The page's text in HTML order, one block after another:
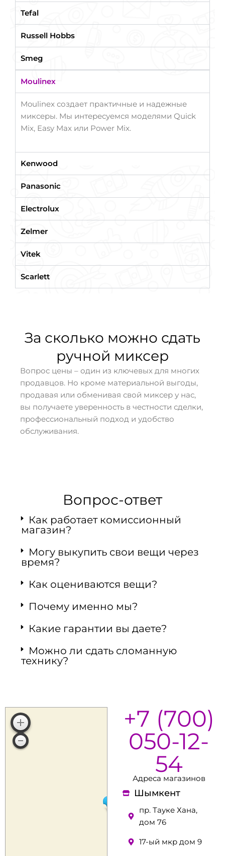
Tefal
Russell Hobbs
Smeg
Moulinex
Moulinex создает практичные и надежные
миксеры. Мы интересуемся моделями Quick
Mix, Easy Max или Power Mix.
Kenwood
Panasonic
Electrolux
Zelmer
Vitek
Scarlett
За сколько можно сдать
ручной миксер
Вопрос цены – один из ключевых для многих
продавцов. Но кроме материальной выгоды,
продавая или обменивая свой миксер у нас,
вы получаете уверенность в честности сделки,
профессиональный подход и удобство
обслуживания.
Вопрос-ответ
Как работает комиссионный
магазин?
Могу выкупить свои вещи через
время?
Как оцениваются вещи?
Почему именно мы?
Какие гарантии вы даете?
Можно ли сдать сломанную
технику?
+7 (700)
050-12-
54
Адреса магазинов
Шымкент
пр. Тауке Хана,
дом 76
17-ый мкр дом 9